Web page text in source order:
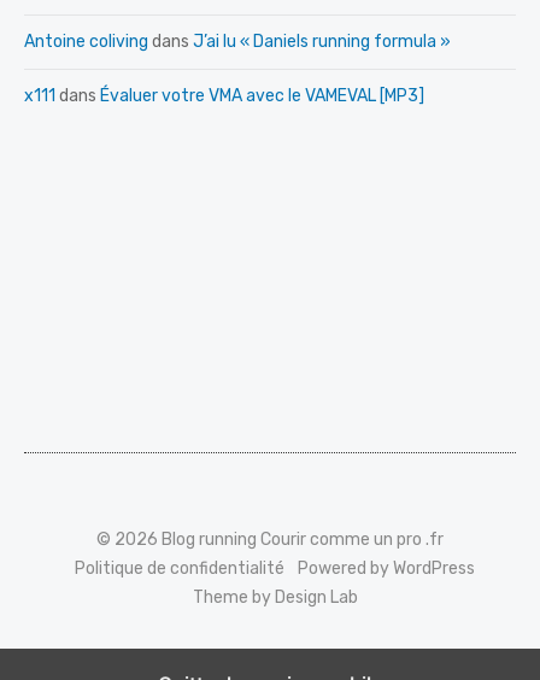
Antoine coliving dans J’ai lu « Daniels running formula »
x111 dans Évaluer votre VMA avec le VAMEVAL [MP3]
© 2026 Blog running Courir comme un pro .fr
Politique de confidentialité
Powered by WordPress
Theme by Design Lab